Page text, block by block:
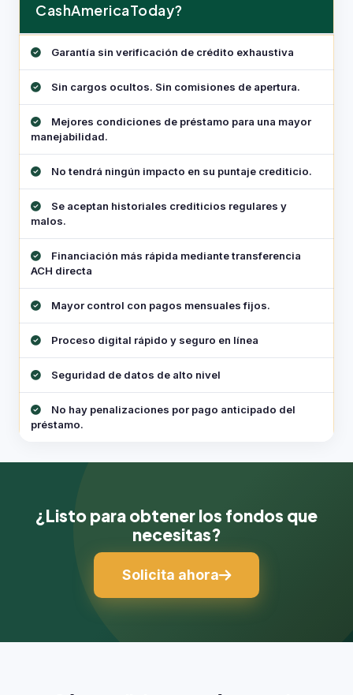
CashAmericaToday?
Garantía sin verificación de crédito exhaustiva
Sin cargos ocultos. Sin comisiones de apertura.
Mejores condiciones de préstamo para una mayor
manejabilidad.
No tendrá ningún impacto en su puntaje crediticio.
Se aceptan historiales crediticios regulares y
malos.
Financiación más rápida mediante transferencia
ACH directa
Mayor control con pagos mensuales fijos.
Proceso digital rápido y seguro en línea
Seguridad de datos de alto nivel
No hay penalizaciones por pago anticipado del
préstamo.
¿Listo para obtener los fondos que
necesitas?
Solicita ahora